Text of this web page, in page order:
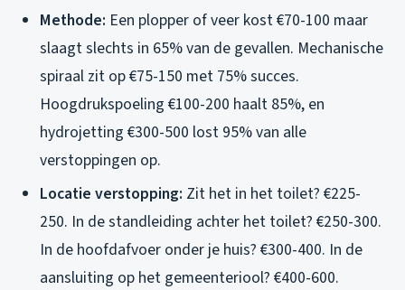
Methode: Een plopper of veer kost €70-100 maar
slaagt slechts in 65% van de gevallen. Mechanische
spiraal zit op €75-150 met 75% succes.
Hoogdrukspoeling €100-200 haalt 85%, en
hydrojetting €300-500 lost 95% van alle
verstoppingen op.
Locatie verstopping: Zit het in het toilet? €225-
250. In de standleiding achter het toilet? €250-300.
In de hoofdafvoer onder je huis? €300-400. In de
aansluiting op het gemeenteriool? €400-600.